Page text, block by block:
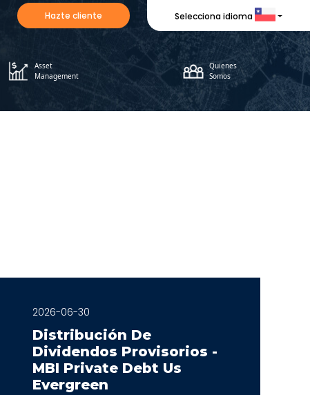
Hazte cliente Selecciona idioma
Asset
Management
Quienes
Somos
2026-06-30
Distribución De
Dividendos Provisorios -
MBI Private Debt Us
Evergreen